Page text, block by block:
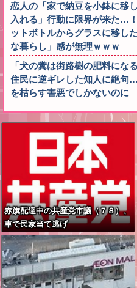
恋人の「家で納豆を小鉢に移
入れる」行動に限界が来た…
ットボトルからグラスに移し
な暮らし」感が無理ｗｗｗ
「犬の糞は街路樹の肥料にな
住民に逆ギレした知人に絶
を枯らす害悪でしかないのに
赤旗配達中の共産党市議（７８）、
車で民家当て逃げ